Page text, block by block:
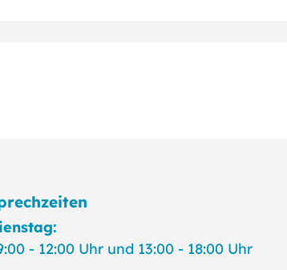
- 12:00 Uhr und 13:00 - 18:00 Uhr